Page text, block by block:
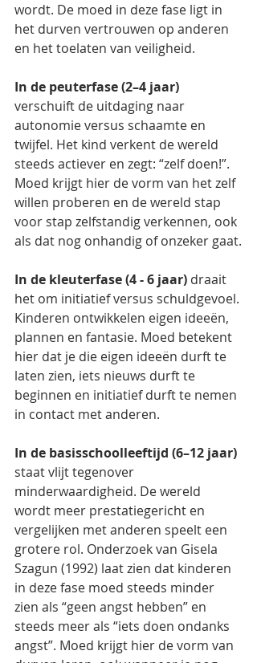
wordt. De moed in deze fase ligt in
het durven vertrouwen op anderen
en het toelaten van veiligheid.
In de peuterfase (2–4 jaar)
verschuift de uitdaging naar
autonomie versus schaamte en
twijfel. Het kind verkent de wereld
steeds actiever en zegt: “zelf doen!”.
Moed krijgt hier de vorm van het zelf
willen proberen en de wereld stap
voor stap zelfstandig verkennen, ook
als dat nog onhandig of onzeker gaat.
In de kleuterfase (4 - 6 jaar) draait
het om initiatief versus schuldgevoel.
Kinderen ontwikkelen eigen ideeën,
plannen en fantasie. Moed betekent
hier dat je die eigen ideeën durft te
laten zien, iets nieuws durft te
beginnen en initiatief durft te nemen
in contact met anderen.
In de basisschoolleeftijd (6–12 jaar)
staat vlijt tegenover
minderwaardigheid. De wereld
wordt meer prestatiegericht en
vergelijken met anderen speelt een
grotere rol. Onderzoek van Gisela
Szagun (1992) laat zien dat kinderen
in deze fase moed steeds minder
zien als “geen angst hebben” en
steeds meer als “iets doen ondanks
angst”. Moed krijgt hier de vorm van